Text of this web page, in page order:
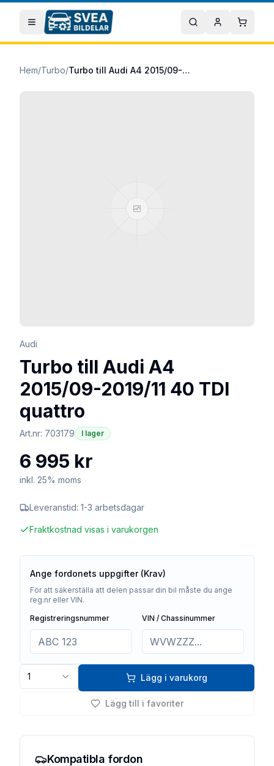
Hoppa till huvudinnehåll
Öppna meny Sök Mitt konto
Hem/Turbo/ Turbo till Audi A4 2015/09-2019/11 40 TDI quattro
Audi
Turbo till Audi A4
2015/09-2019/11 40 TDI
quattro
Art.nr: 703179 I lager
6 995 kr
inkl. 25% moms
Leveranstid: 1-3 arbetsdagar
Fraktkostnad visas i varukorgen
Ange fordonets uppgifter (Krav)
För att säkerställa att delen passar din bil måste du ange
reg.nr eller VIN.
Registreringsnummer
VIN / Chassinummer
1 Lägg i varukorg
Lägg till i favoriter
Kompatibla fordon